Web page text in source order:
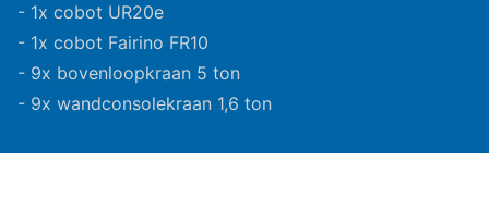
- 1x cobot UR20e
- 1x cobot Fairino FR10
- 9x bovenloopkraan 5 ton
- 9x wandconsolekraan 1,6 ton